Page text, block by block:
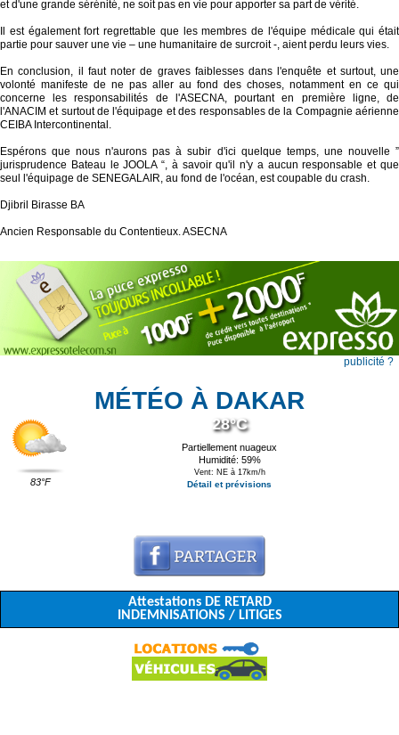
et d'une grande sérénité, ne soit pas en vie pour apporter sa part de vérité.
Il est également fort regrettable que les membres de l'équipe médicale qui était
partie pour sauver une vie – une humanitaire de surcroit -, aient perdu leurs vies.
En conclusion, il faut noter de graves faiblesses dans l'enquête et surtout, une
volonté manifeste de ne pas aller au fond des choses, notamment en ce qui
concerne les responsabilités de l'ASECNA, pourtant en première ligne, de
l'ANACIM et surtout de l'équipage et des responsables de la Compagnie aérienne
CEIBA Intercontinental.
Espérons que nous n'aurons pas à subir d'ici quelque temps, une nouvelle ”
jurisprudence Bateau le JOOLA “, à savoir qu'il n'y a aucun responsable et que
seul l'équipage de SENEGALAIR, au fond de l'océan, est coupable du crash.
Djibril Birasse BA
Ancien Responsable du Contentieux. ASECNA
publicité ?
MÉTÉO À DAKAR
83°F
28°C
Partiellement nuageux
Humidité: 59%
Vent: NE à 17km/h
Détail et prévisions
Attestations DE RETARD
INDEMNISATIONS / LITIGES